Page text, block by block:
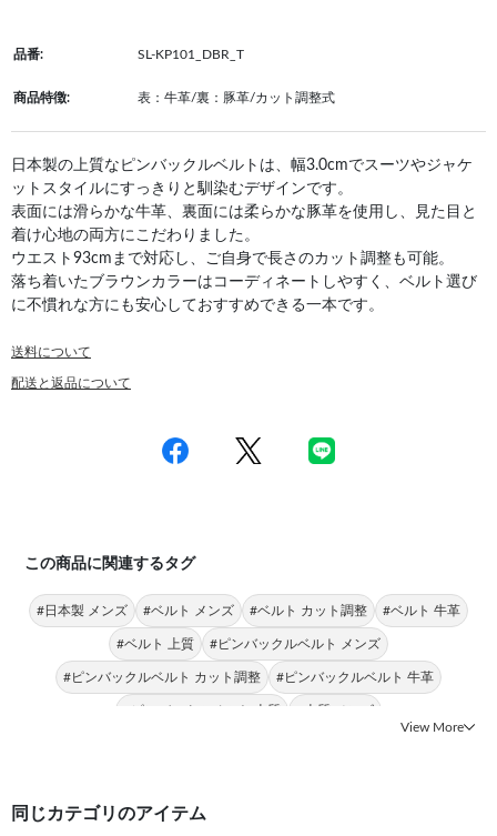
品番: SL-KP101_DBR_T
商品特徴: 表：牛革/裏：豚革/カット調整式
日本製の上質なピンバックルベルトは、幅3.0cmでスーツやジャケ
ットスタイルにすっきりと馴染むデザインです。
表面には滑らかな牛革、裏面には柔らかな豚革を使用し、見た目と
着け心地の両方にこだわりました。
ウエスト93cmまで対応し、ご自身で長さのカット調整も可能。
落ち着いたブラウンカラーはコーディネートしやすく、ベルト選び
に不慣れな方にも安心しておすすめできる一本です。
送料について
配送と返品について
この商品に関連するタグ
#日本製 メンズ #ベルト メンズ #ベルト カット調整 #ベルト 牛革
#ベルト 上質 #ピンバックルベルト メンズ
#ピンバックルベルト カット調整 #ピンバックルベルト 牛革
#ピンバックルベルト 上質
#上質 メンズ
View More
同じカテゴリのアイテム